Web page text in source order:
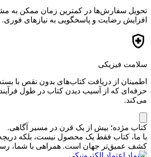
تحویل سفارش‌ها در کمترین زمان ممکن به
افزایش رضایت و پاسخگویی به نیازهای فوری.
سلامت فیزیکی
اطمینان از دریافت کتاب‌های بدون نقص با
حرفه‌ای که از آسیب دیدن کتاب در طول
می‌کند.
کتاب مژده؛ بیش از یک قرن در مسیر آگاهی.
با ما، کتاب فقط یک محصول نیست، بلکه
کشف عمیق‌تر جهان است. همراهی با شما،